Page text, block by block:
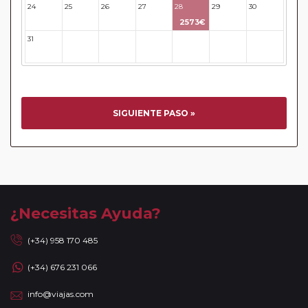
dispondrá de días libres
para poder disfrutar por su cuenta en las ciudades más
acompañados de nuestros guías. En caso de circuitos con
documentación entregada.
Reservas a compartir:serán aceptadas reservas "A
Compartir" de viajeros individuales en todos nuestros
circuitos de la Serie Clásica y Premier existiendo un
o Madeira) así como paquetes por Oriente Medio, Asia y
África. Tampoco se aceptan reservas a compartir en las
noches adicionales a los circuitos. Se facturará el
ciudad de incorporación / salida de circuito, cuando las
indican en la ruta detallada. En caso de tomar un sector de
24 25 26 27 28
2573€
29 30
31
SIGUIENTE PASO »
¿Necesitas Ayuda?
(+34) 958 170 485
(+34) 676 231 066
info@viajas.com